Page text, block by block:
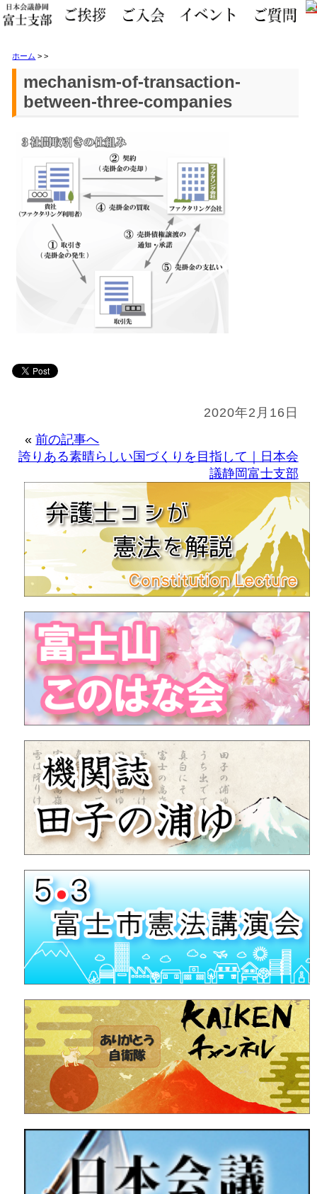
ホーム >>
mechanism-of-transaction-
between-three-companies
2020年2月16日
«前の記事へ
誇りある素晴らしい国づくりを目指して｜日本会
議静岡富士支部